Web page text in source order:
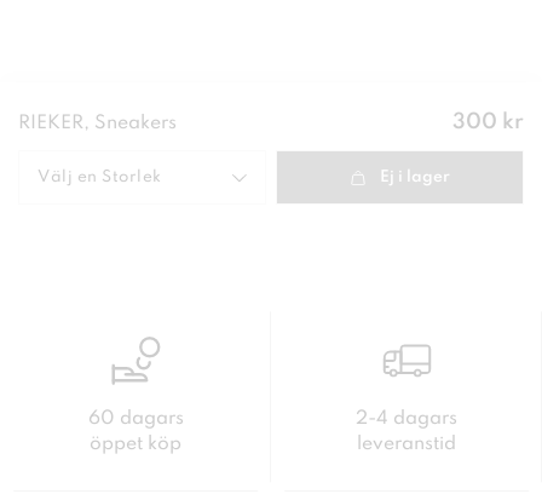
RIEKER, Sneakers Pris:
300 kr
Välj en Storlek Ej i lager
60 dagars
öppet köp
2-4 dagars
leveranstid